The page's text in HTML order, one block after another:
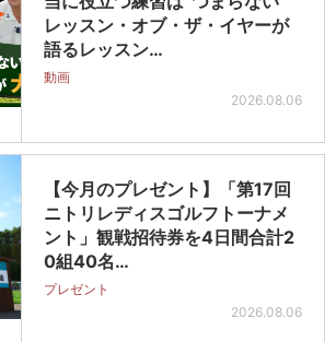
レッスン・オブ・ザ・イヤーが
語るレッスン…
動画
2026.08.06
【今月のプレゼント】「第17回
ニトリレディスゴルフトーナメ
ント」観戦招待券を4日間合計2
0組40名…
プレゼント
2026.08.06